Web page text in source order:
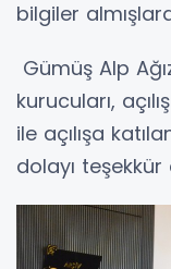
bilgiler
Gümüş Alp
kurucuları,
ile açılışa
dolayı